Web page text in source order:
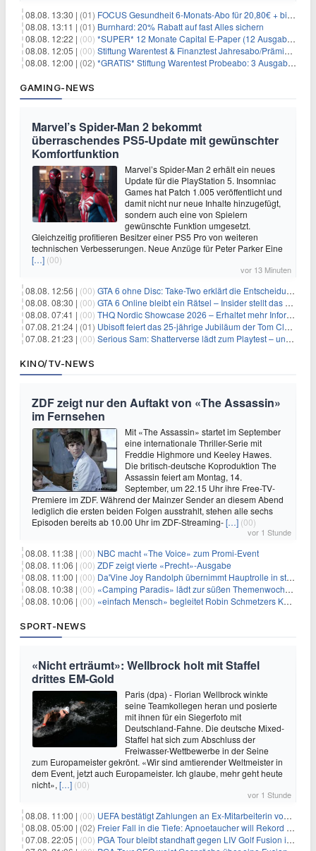
08.08. 13:30 | (01) FOCUS Gesundheit 6-Monats-Abo für 20,80€ + bis zu 20€ Prämie
08.08. 13:11 | (01) Burnhard: 20% Rabatt auf fast Alles sichern
08.08. 12:22 | (00) *SUPER* 12 Monate Capital E-Paper (12 Ausgaben) für NUR 7€ (statt 80,04€)
08.08. 12:05 | (00) Stiftung Warentest & Finanztest Jahresabo/Prämienabo für 35€ + Buchprämie
08.08. 12:00 | (02) *GRATIS* Stiftung Warentest Probeabo: 3 Ausgaben gratis im Wert von 25,20€
GAMING-NEWS
Marvel’s Spider-Man 2 bekommt
überraschendes PS5-Update mit gewünschter
Komfortfunktion
Marvel’s Spider-Man 2 erhält ein neues
Update für die PlayStation 5. Insomniac
Games hat Patch 1.005 veröffentlicht und
damit nicht nur neue Inhalte hinzugefügt,
sondern auch eine von Spielern
gewünschte Funktion umgesetzt.
Gleichzeitig profitieren Besitzer einer PS5 Pro von weiteren
technischen Verbesserungen. Neue Anzüge für Peter Parker Eine
[…] (00)
vor 13 Minuten
08.08. 12:56 | (00) GTA 6 ohne Disc: Take-Two erklärt die Entscheidung für Download-Codes
08.08. 08:30 | (00) GTA 6 Online bleibt ein Rätsel – Insider stellt das neue Gerücht klar
08.08. 07:41 | (00) THQ Nordic Showcase 2026 – Erhaltet mehr Informationen
07.08. 21:24 | (01) Ubisoft feiert das 25-jährige Jubiläum der Tom Clancy’s Ghost Recon-Reihe
07.08. 21:23 | (00) Serious Sam: Shatterverse lädt zum Playtest – und erscheint schon bald!
KINO/TV-NEWS
ZDF zeigt nur den Auftakt von «The Assassin»
im Fernsehen
Mit «The Assassin» startet im September
eine internationale Thriller-Serie mit
Freddie Highmore und Keeley Hawes.
Die britisch-deutsche Koproduktion The
Assassin feiert am Montag, 14.
September, um 22.15 Uhr ihre Free-TV-
Premiere im ZDF. Während der Mainzer Sender an diesem Abend
lediglich die ersten beiden Folgen ausstrahlt, stehen alle sechs
Episoden bereits ab 10.00 Uhr im ZDF-Streaming-[…] (00)
vor 1 Stunde
08.08. 11:38 | (00) NBC macht «The Voice» zum Promi-Event
08.08. 11:06 | (00) ZDF zeigt vierte «Precht»-Ausgabe
08.08. 11:00 | (00) Da'Vine Joy Randolph übernimmt Hauptrolle in starbesetzter schwarzer Komödie
08.08. 10:38 | (00) «Camping Paradis» lädt zur süßen Themenwoche ein
08.08. 10:06 | (00) «einfach Mensch» begleitet Robin Schmetzers Kampf gegen eine seltene Krankheit
SPORT-NEWS
«Nicht erträumt»: Wellbrock holt mit Staffel
drittes EM-Gold
Paris (dpa) - Florian Wellbrock winkte
seine Teamkollegen heran und posierte
mit ihnen für ein Siegerfoto mit
Deutschland-Fahne. Die deutsche Mixed-
Staffel hat sich zum Abschluss der
Freiwasser-Wettbewerbe in der Seine
zum Europameister gekrönt. «Wir sind amtierender Weltmeister in
dem Event, jetzt auch Europameister. Ich glaube, mehr geht heute
nicht», […] (00)
vor 1 Stunde
08.08. 11:00 | (00) UEFA bestätigt Zahlungen an Ex-Mitarbeiterin von Infantino
08.08. 05:00 | (02) Freier Fall in die Tiefe: Apnoetaucher will Rekord brechen
07.08. 22:05 | (00) PGA Tour bleibt standhaft gegen LIV Golf Fusion in einem sich wandelnden Sportumfeld